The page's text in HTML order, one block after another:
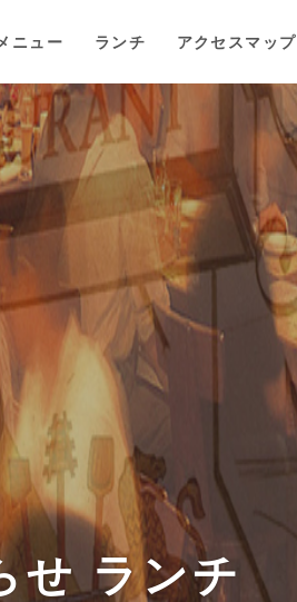
メニュー ランチ アクセスマップ
せ ランチ